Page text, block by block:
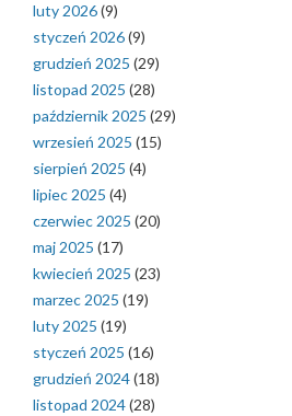
luty 2026(9)
styczeń 2026(9)
grudzień 2025 (29)
listopad 2025 (28)
październik 2025 (29)
wrzesień 2025 (15)
sierpień 2025 (4)
lipiec 2025 (4)
czerwiec 2025 (20)
maj 2025 (17)
kwiecień 2025 (23)
marzec 2025 (19)
luty 2025 (19)
styczeń 2025 (16)
grudzień 2024(18)
listopad 2024(28)